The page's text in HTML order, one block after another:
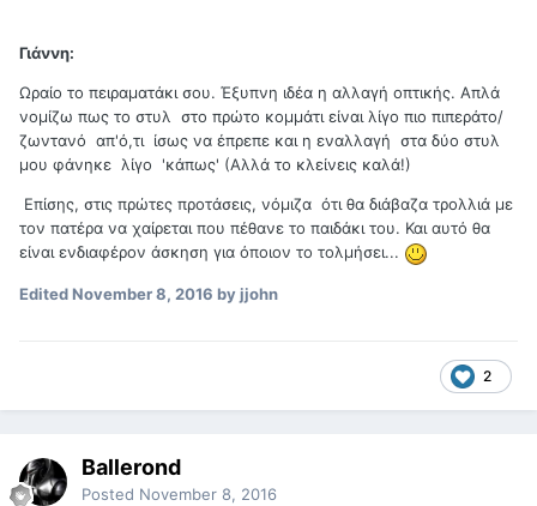
Γιάννη:
Ωραίο το πειραματάκι σου. Έξυπνη ιδέα η αλλαγή οπτικής. Απλά
νομίζω πως το στυλ στο πρώτο κομμάτι είναι λίγο πιο πιπεράτο/
ζωντανό απ'ό,τι ίσως να έπρεπε και η εναλλαγή στα δύο στυλ
μου φάνηκε λίγο 'κάπως' (Αλλά το κλείνεις καλά!)
Επίσης, στις πρώτες προτάσεις, νόμιζα ότι θα διάβαζα τρολλιά με
τον πατέρα να χαίρεται που πέθανε το παιδάκι του. Και αυτό θα
είναι ενδιαφέρον άσκηση για όποιον το τολμήσει...
EditedNovember 8, 2016 by jjohn
2
Ballerond
Posted November 8, 2016